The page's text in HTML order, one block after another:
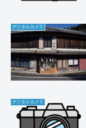
デジタルカメラ
デジタルカメラ